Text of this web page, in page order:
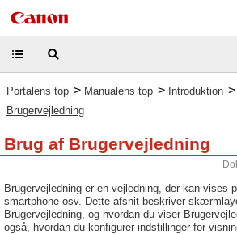
Portalens top > Manualens top > Introduktion >
Brugervejledning
Brug af Brugervejledning
Brugervejledning er en vejledning, der kan vises
smartphone osv. Dette afsnit beskriver
Brugervejledning, og hvordan du viser
også, hvordan du konfigurer indstillinger for